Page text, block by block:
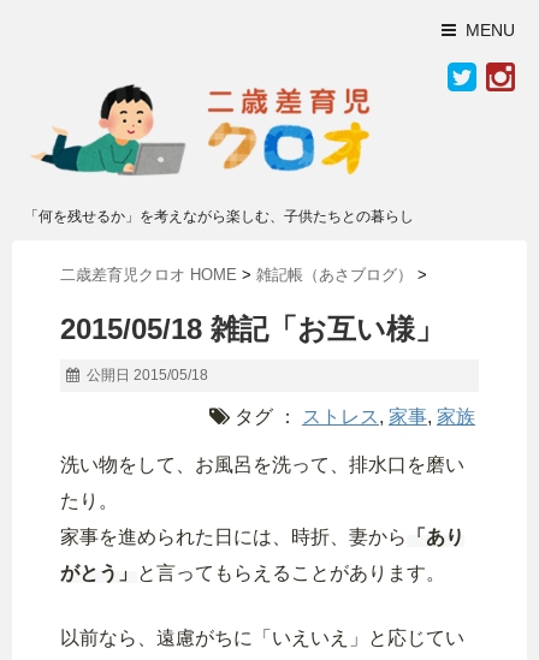
MENU
「何を残せるか」を考えながら楽しむ、子供たちとの暮らし
二歳差育児クロオ HOME > 雑記帳（あさブログ） >
2015/05/18 雑記「お互い様」
公開日 2015/05/18
タグ ： ストレス , 家事, 家族
洗い物をして、お風呂を洗って、排水口を磨い
たり。
家事を進められた日には、時折、妻から
「あり
がとう」 と言ってもらえることがあります。
以前なら、遠慮がちに「いえいえ」と応じてい